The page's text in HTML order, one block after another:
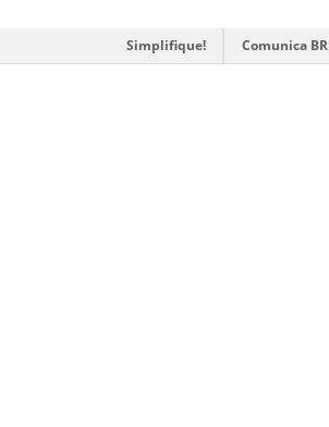
Simplifique! Comunica BR